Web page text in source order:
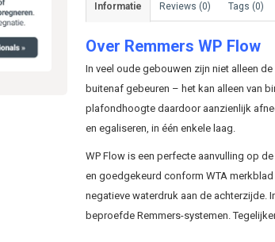
Informatie Reviews (0) Tags (0)
Over Remmers WP Flow
In veel oude gebouwen zijn niet alleen
buitenaf gebeuren – het kan alleen van
plafondhoogte daardoor aanzienlijk
en egaliseren, in één enkele laag.
WP Flow is een perfecte aanvulling op
en goedgekeurd conform WTA
negatieve waterdruk aan de achterzijde.
beproefde Remmers-systemen.